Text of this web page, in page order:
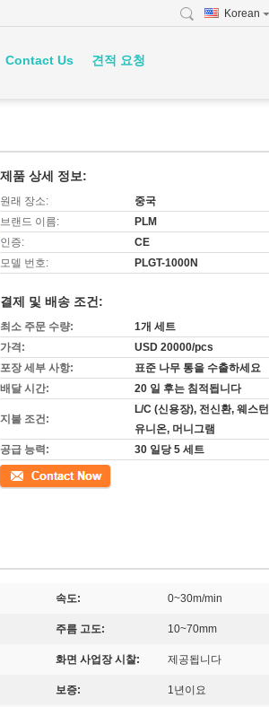
Korean
Contact Us 견적 요청
제품 상세 정보:
원래 장소:
중국
브랜드 이름:
PLM
인증:
CE
모델 번호:
PLGT-1000N
결제 및 배송 조건:
최소 주문 수량:
1개 세트
가격:
USD 20000/pcs
포장 세부 사항:
표준 나무 통을 수출하세요
배달 시간:
20 일 후는 침적됩니다
지불 조건:
L/C (신용장), 전신환, 웨스턴
유니온, 머니그램
공급 능력:
30 일당 5 세트
접촉
속도: 0~30m/min
주름 고도: 10~70mm
화면 사업장 시찰: 제공됩니다
보증: 1년이요